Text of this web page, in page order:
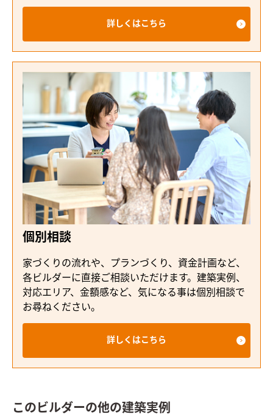
詳しくはこちら
個別相談
家づくりの流れや、プランづくり、資金計画など、
各ビルダーに直接ご相談いただけます。建築実例、
対応エリア、金額感など、気になる事は個別相談で
お尋ねください。
詳しくはこちら
このビルダーの他の建築実例